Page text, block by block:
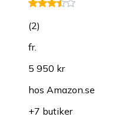
(2)
fr.
5 950 kr
hos Amazon.se
+7 butiker